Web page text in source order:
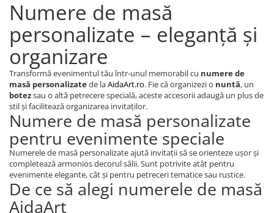
Pixuri Personalizate
Mousepad-uri
Globuri de Birou
Agende A5
Agende A6
Planner / Jurnal
Articole pentru Casa Personalizate
Ceasuri Personalizate
Calendare Personalizate
Tablouri Personalizate
Rame Foto
Pusculite Personalizate
Numere de masă
personalizate – eleganță și
organizare
Transformă evenimentul tău într-unul memorabil cu numere de
masă personalizatede laAidaArt.ro. Fie că organizezi o nuntă, un
botezsau o altă petrecere specială, aceste accesorii adaugă un plus de
stil și facilitează organizarea invitaților.
Numere de masă personalizate
pentru evenimente speciale
Numerele de masă personalizate ajută invitații să se orienteze ușor și
completează armonios decorul sălii. Sunt potrivite atât pentru
evenimente elegante, cât și pentru petreceri tematice sau rustice.
De ce să alegi numerele de masă
AidaArt